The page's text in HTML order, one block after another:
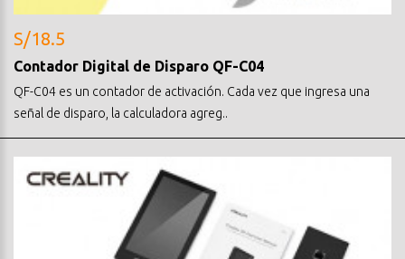
S/18.5
Contador Digital de Disparo QF-C04
QF-C04 es un contador de activación. Cada vez que ingresa una
señal de disparo, la calculadora agreg..